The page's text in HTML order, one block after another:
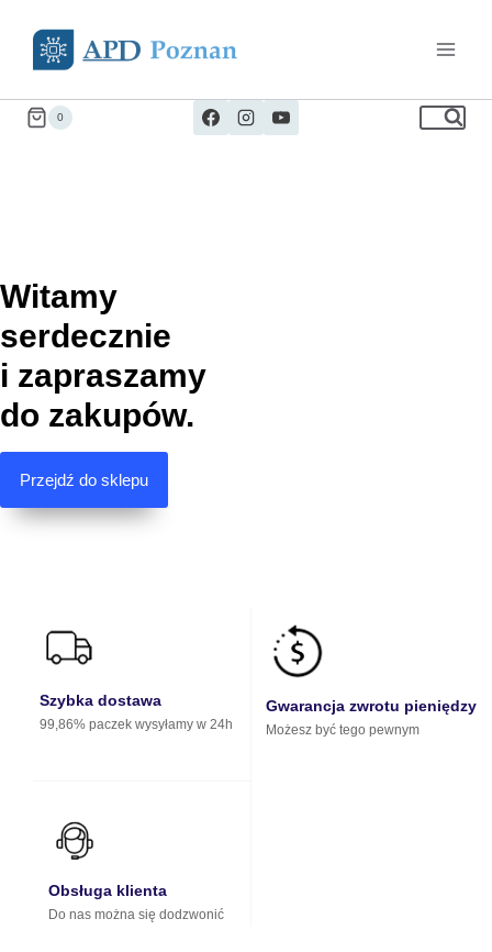
0
Witamy
serdecznie
i zapraszamy
do zakupów.
Przejdź do sklepu
Szybka dostawa
99,86% paczek wysyłamy w 24h
Gwarancja zwrotu pieniędzy
Możesz być tego pewnym
Obsługa klienta
Do nas można się dodzwonić